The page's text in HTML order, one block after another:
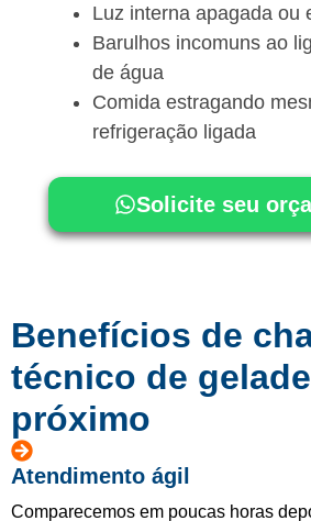
Luz interna apagada ou
Barulhos incomuns ao
de água
Comida estragando
refrigeração ligada
Solicite seu
Benefícios de
técnico de
próximo
Atendimento ágil
Comparecemos em poucas horas